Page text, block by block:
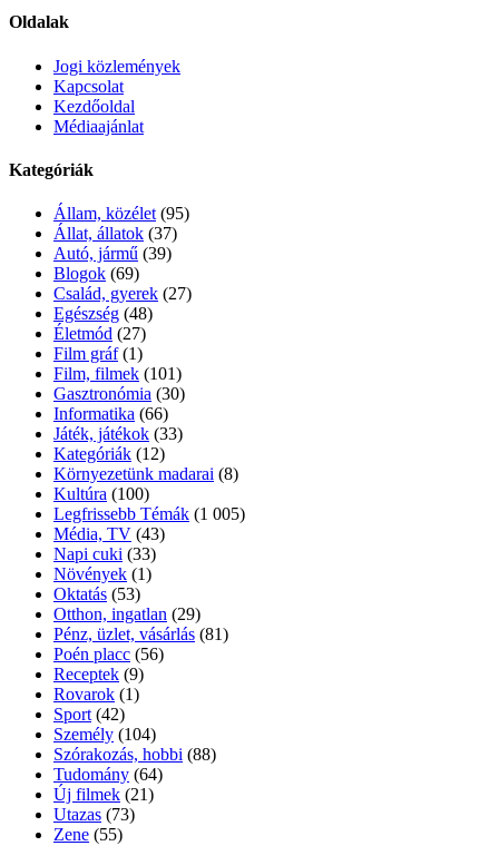
Oldalak
Jogi közlemények
Kapcsolat
Kezdőoldal
Médiaajánlat
Kategóriák
Állam, közélet (95)
Állat, állatok (37)
Autó, jármű (39)
Blogok (69)
Család, gyerek (27)
Egészség (48)
Életmód (27)
Film gráf(1)
Film, filmek (101)
Gasztronómia (30)
Informatika (66)
Játék, játékok (33)
Kategóriák (12)
Környezetünk madarai (8)
Kultúra (100)
Legfrissebb Témák (1 005)
Média, TV (43)
Napi cuki (33)
Növények (1)
Oktatás (53)
Otthon, ingatlan (29)
Pénz, üzlet, vásárlás (81)
Poén placc (56)
Receptek (9)
Rovarok (1)
Sport (42)
Személy (104)
Szórakozás, hobbi (88)
Tudomány (64)
Új filmek (21)
Utazas (73)
Zene (55)